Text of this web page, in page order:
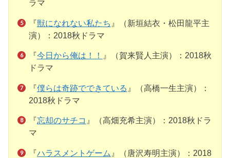
ラマ
『獣になれない私たち 』（新垣結衣・松田龍平主
演）：2018秋ドラマ
『今日から俺は！！
』（賀来賢人主演）：2018秋
ドラマ
『僕らは奇跡でできている 』（高橋一生主演）：
2018秋ドラマ
『忘却のサチコ 』（高畑充希主演）：2018秋ドラ
マ
『ハラスメントゲーム 』（唐沢寿明主演）：2018